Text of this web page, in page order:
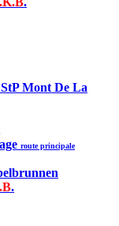
Mont De La
route principale
.